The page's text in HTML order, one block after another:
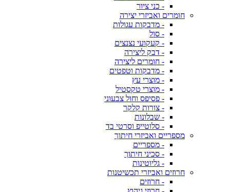
- כני ציור
חומרים ואביזרי יצירה
- מדבקות עגולות
- סול
- קעקועי נצנצים
- דבק ליצירה
- חומרים ליצירה
- מדבקות וטפטים
- מוצרי עץ
- מוצרי טקסטיל
- פסיפס וחול צבעוני
- צורות קלקר
- שבלונות
- סלוטייפ וסרטי בד
מספריים ואביזרי חיתוך
- מספריים
- סכיני חיתוך
- גליוטינות
חרוזים ואביזרי תכשיטנות
- חרוזים